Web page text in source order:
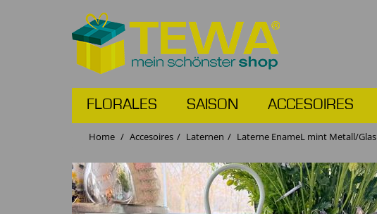
FLORALES SAISON ACCESOIRES
Home Accesoires Laternen Laterne EnameL mint Metall/Glas